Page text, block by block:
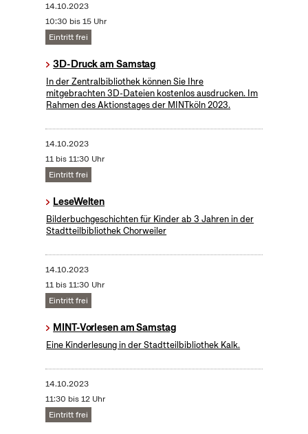
14.10.2023
10:30 bis 15 Uhr
Eintritt frei
3D-Druck am Samstag
In der Zentralbibliothek können Sie Ihre
mitgebrachten 3D-Dateien kostenlos ausdrucken. Im
Rahmen des Aktionstages der MINTköln 2023.
14.10.2023
11 bis 11:30 Uhr
Eintritt frei
LeseWelten
Bilderbuchgeschichten für Kinder ab 3 Jahren in der
Stadtteilbibliothek Chorweiler
14.10.2023
11 bis 11:30 Uhr
Eintritt frei
MINT-Vorlesen am Samstag
Eine Kinderlesung in der Stadtteilbibliothek Kalk.
14.10.2023
11:30 bis 12 Uhr
Eintritt frei